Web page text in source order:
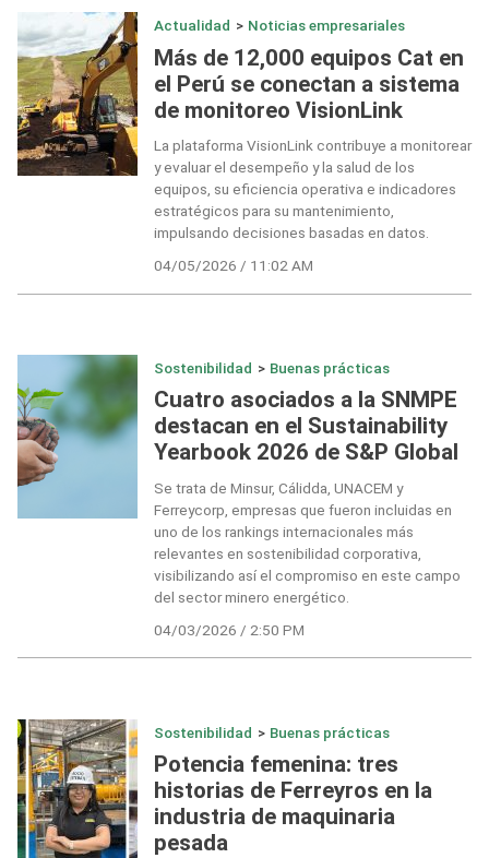
Actualidad > Noticias empresariales
Más de 12,000 equipos Cat en
el Perú se conectan a sistema
de monitoreo VisionLink
La plataforma VisionLink contribuye a monitorear
y evaluar el desempeño y la salud de los
equipos, su eficiencia operativa e indicadores
estratégicos para su mantenimiento,
impulsando decisiones basadas en datos.
04/05/2026 / 11:02 AM
Sostenibilidad > Buenas prácticas
Cuatro asociados a la SNMPE
destacan en el Sustainability
Yearbook 2026 de S&P Global
Se trata de Minsur, Cálidda, UNACEM y
Ferreycorp, empresas que fueron incluidas en
uno de los rankings internacionales más
relevantes en sostenibilidad corporativa,
visibilizando así el compromiso en este campo
del sector minero energético.
04/03/2026 / 2:50 PM
Sostenibilidad > Buenas prácticas
Potencia femenina: tres
historias de Ferreyros en la
industria de maquinaria
pesada